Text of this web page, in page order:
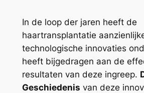
In de loop der jaren heeft de
haartransplantatie
technologische innovaties
heeft bijgedragen aan de
resultaten van deze ingreep.
Geschiedenis van deze